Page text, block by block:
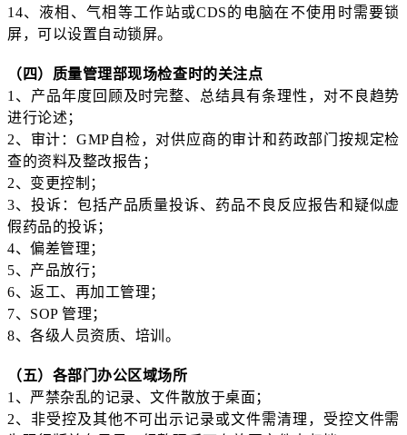
14、液相、气相等工作站或CDS的电脑在不使用时需要锁
屏，可以设置自动锁屏。
（四）质量管理部现场检查时的关注点
1、产品年度回顾及时完整、总结具有条理性，对不良趋势
进行论述；
2、审计：GMP自检，对供应商的审计和药政部门按规定检
查的资料及整改报告；
2、变更控制；
3、投诉：包括产品质量投诉、药品不良反应报告和疑似虚
假药品的投诉；
4、偏差管理；
5、产品放行；
6、返工、再加工管理；
7、SOP 管理；
8、各级人员资质、培训。
（五）各部门办公区域场所
1、严禁杂乱的记录、文件散放于桌面；
2、非受控及其他不可出示记录或文件需清理，受控文件需